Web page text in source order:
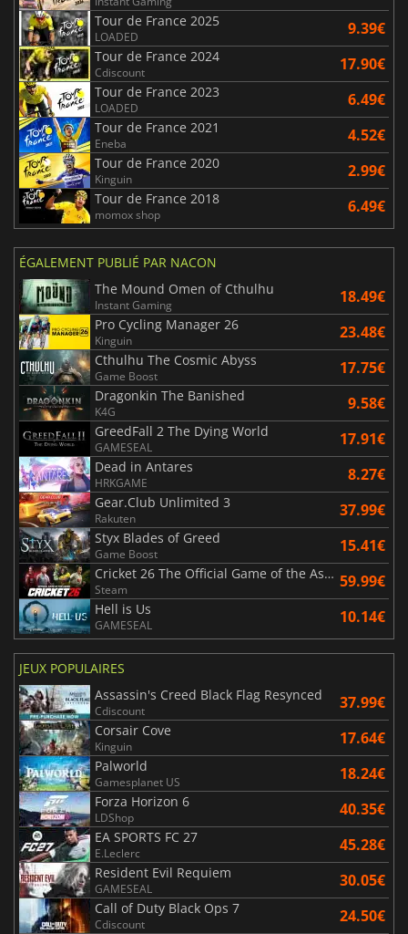
Tour de France 2025
LOADED 9.39€
Tour de France 2024
Cdiscount 17.90€
Tour de France 2023
LOADED 6.49€
Tour de France 2021
Eneba 4.52€
Tour de France 2020
Kinguin 2.99€
Tour de France 2018
momox shop 6.49€
ÉGALEMENT PUBLIÉ PAR NACON
The Mound Omen of Cthulhu
Instant Gaming 18.49€
Pro Cycling Manager 26
Kinguin 23.48€
Cthulhu The Cosmic Abyss
Game Boost 17.75€
Dragonkin The Banished
K4G 9.58€
GreedFall 2 The Dying World
GAMESEAL 17.91€
Dead in Antares
HRKGAME 8.27€
Gear.Club Unlimited 3
Rakuten 37.99€
Styx Blades of Greed
Game Boost 15.41€
Cricket 26 The Official Game of the Ashes
Steam 59.99€
Hell is Us
GAMESEAL 10.14€
JEUX POPULAIRES
Assassin's Creed Black Flag Resynced
Cdiscount 37.99€
Corsair Cove
Kinguin 17.64€
Palworld
Gamesplanet US 18.24€
Forza Horizon 6
LDShop 40.35€
EA SPORTS FC 27
E.Leclerc 45.28€
Resident Evil Requiem
GAMESEAL 30.05€
Call of Duty Black Ops 7
Cdiscount 24.50€